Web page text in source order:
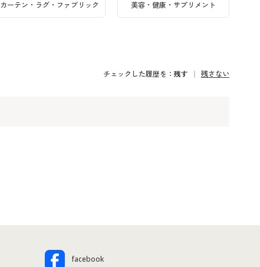
カーテン・ラグ・ファブリック 美容・健康・サプリメント
チェックした履歴を： 残す 残さない
facebook